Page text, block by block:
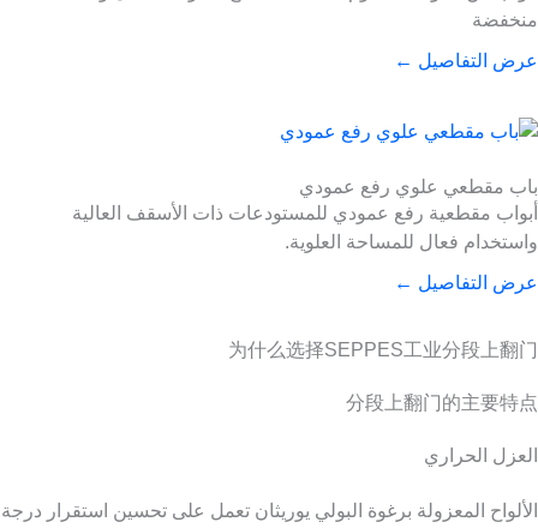
منخفضة
عرض التفاصيل ←
باب مقطعي علوي رفع عمودي
أبواب مقطعية رفع عمودي للمستودعات ذات الأسقف العالية
واستخدام فعال للمساحة العلوية.
عرض التفاصيل ←
为什么选择SEPPES工业分段上翻门
分段上翻门的主要特点
العزل الحراري
الألواح المعزولة برغوة البولي يوريثان تعمل على تحسين استقرار درجة